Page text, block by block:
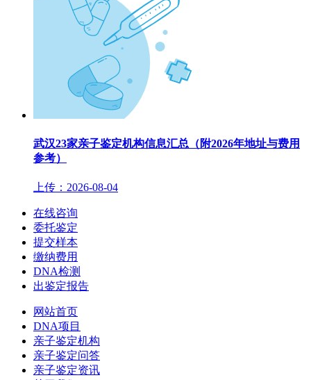
武汉23家亲子鉴定机构信息汇总（附2026年地址与费用
参考）
上传：2026-08-04
在线咨询
委托鉴定
提交样本
缴纳费用
DNA检测
出鉴定报告
网站首页
DNA项目
亲子鉴定机构
亲子鉴定问答
亲子鉴定资讯